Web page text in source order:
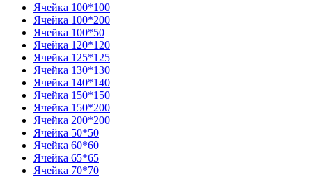
Ячейка 100*100
Ячейка 100*200
Ячейка 100*50
Ячейка 120*120
Ячейка 125*125
Ячейка 130*130
Ячейка 140*140
Ячейка 150*150
Ячейка 150*200
Ячейка 200*200
Ячейка 50*50
Ячейка 60*60
Ячейка 65*65
Ячейка 70*70